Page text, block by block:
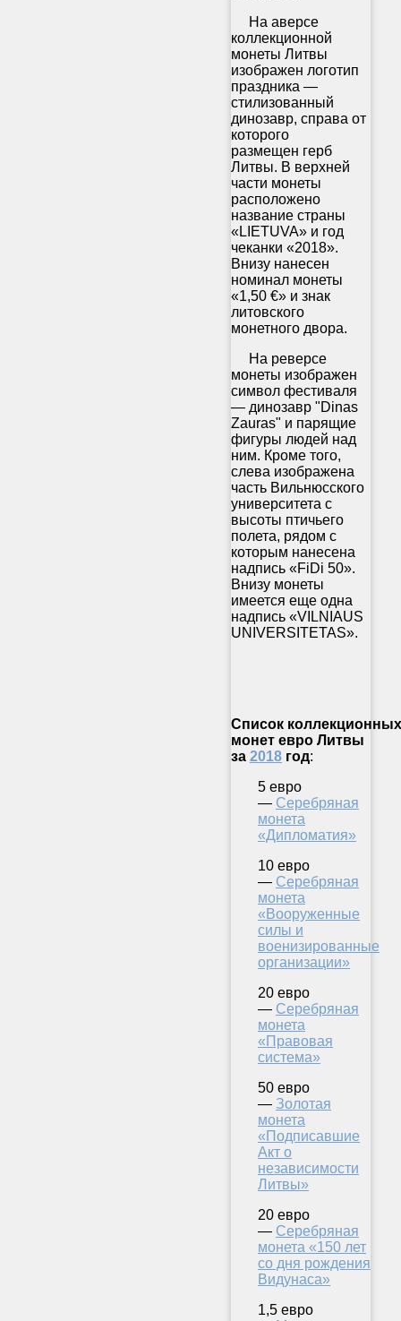
На аверсе
коллекционной
монеты Литвы
изображен логотип
праздника —
стилизованный
динозавр, справа от
которого
размещен герб
Литвы. В верхней
части монеты
расположено
название страны
«LIETUVA» и год
чеканки «2018».
Внизу нанесен
номинал монеты
«1,50 €» и знак
литовского
монетного двора.
На реверсе
монеты изображен
символ фестиваля
— динозавр "Dinas
Zauras" и парящие
фигуры людей над
ним. Кроме того,
слева изображена
часть Вильнюсского
университета с
высоты птичьего
полета, рядом с
которым нанесена
надпись «FiDi 50».
Внизу монеты
имеется еще одна
надпись «VILNIAUS
UNIVERSITETAS».
Список коллекционных
монет евро Литвы
за 2018 год:
5 евро
— Серебряная
монета
«Дипломатия»
10 евро
— Серебряная
монета
«Вооруженные
силы и
военизированные
организации»
20 евро
— Серебряная
монета
«Правовая
система»
50 евро
— Золотая
монета
«Подписавшие
Акт о
независимости
Литвы»
20 евро
— Серебряная
монета «150 лет
со дня рождения
Видунаса»
1,5 евро